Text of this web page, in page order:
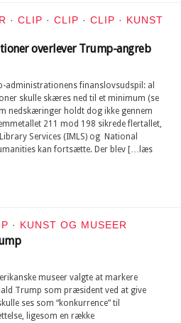
· CLIP · CLIP · CLIP · KUNST
overlever Trump-angreb
administrationens finanslovsudspil: al
skulle skæres ned til et minimum (se
nedskæringer holdt dog ikke gennem
211 mod 198 sikrede flertallet,
Services (IMLS) og National
kan fortsætte. Der blev […læs
· KUNST OG MUSEER
museer valgte at markere
Trump som præsident ved at give
ses som “konkurrence” til
ligesom en række